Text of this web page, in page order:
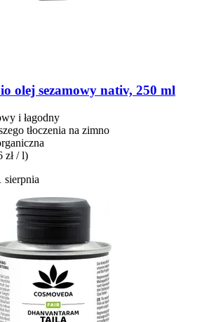
olej sezamowy nativ, 250 ml
i łagodny
tłoczenia na zimno
zł / l)
sierpnia